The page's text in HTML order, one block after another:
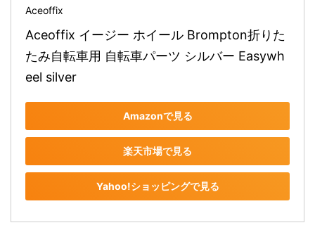
Aceoffix
Aceoffix イージー ホイール Brompton折りた
たみ自転車用 自転車パーツ シルバー Easywh
eel silver
Amazonで見る
楽天市場で見る
Yahoo!ショッピングで見る